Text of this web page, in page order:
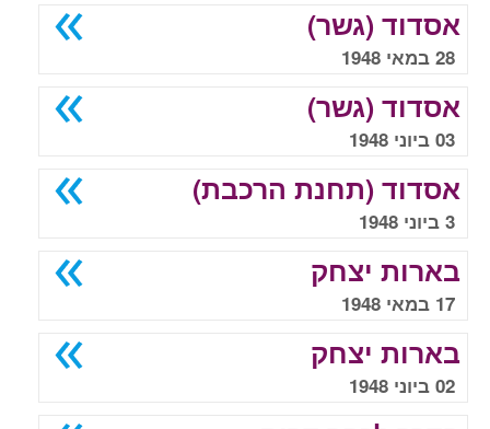
אסדוד (גשר)
28 במאי 1948
אסדוד (גשר)
03 ביוני 1948
אסדוד (תחנת הרכבת)
3 ביוני 1948
בארות יצחק
17 במאי 1948
בארות יצחק
02 ביוני 1948